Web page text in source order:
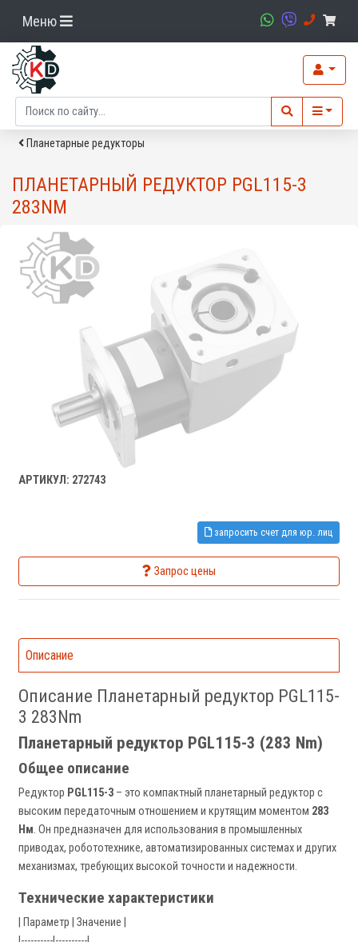
Меню
Планетарные редукторы
ПЛАНЕТАРНЫЙ РЕДУКТОР PGL115-3
283NM
АРТИКУЛ: 272743
запросить счет для юр. лиц
Запрос цены
Описание
Описание Планетарный редуктор PGL115-
3 283Nm
Планетарный редуктор PGL115-3 (283 Nm)
Общее описание
Редуктор PGL115-3 – это компактный планетарный редуктор с
высоким передаточным отношением и крутящим моментом 283
Нм. Он предназначен для использования в промышленных
приводах, робототехнике, автоматизированных системах и других
механизмах, требующих высокой точности и надежности.
Технические характеристики
| Параметр | Значение |